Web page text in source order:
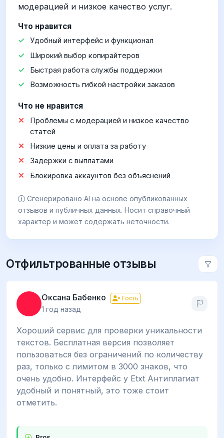
модерацией и низкое качество услуг.
Что нравится
Удобный интерфейс и функционал
Широкий выбор копирайтеров
Быстрая работа службы поддержки
Возможность гибкой настройки заказов
Что не нравится
Проблемы с модерацией и низкое качество
статей
Низкие цены и оплата за работу
Задержки с выплатами
Блокировка аккаунтов без объяснений
Сгенерировано AI на основе опубликованных
отзывов и публичных данных. Носит справочный
характер и может содержать неточности.
Отфильтрованные отзывы
Оксана Бабенко Гость
1 год назад
Хороший сервис для проверки уникальности
текстов. Бесплатная версия позволяет
пользоваться без ограничений по количеству
раз, только с лимитом в 3000 знаков, что
очень удобно. Интерфейс у Etxt Антиплагиат
удобный и понятный, это тоже стоит
отметить.